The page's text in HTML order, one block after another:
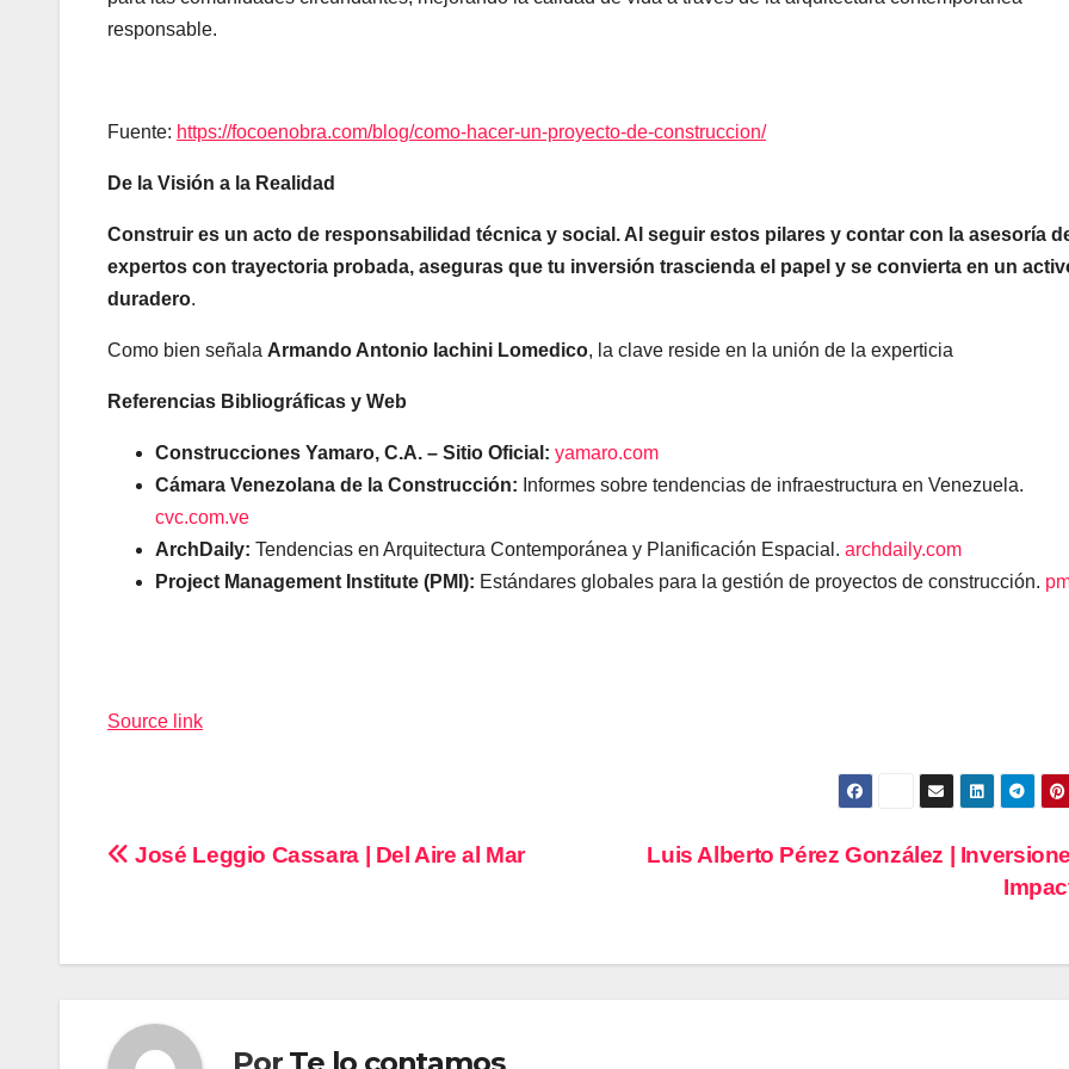
responsable.
Fuente: https://focoenobra.com/blog/como-hacer-un-proyecto-de-construccion/
De la Visión a la Realidad
Construir es un acto de responsabilidad técnica y social. Al seguir estos pilares y contar con la asesoría
expertos con trayectoria probada, aseguras que tu inversión trascienda el papel y se convierta en un
duradero.
Como bien señala Armando Antonio Iachini Lomedico, la clave reside en la unión de la experticia
Referencias Bibliográficas y Web
Construcciones Yamaro, C.A. – Sitio Oficial: yamaro.com
Cámara Venezolana de la Construcción: Informes sobre tendencias de infraestructura en Venezuela.
cvc.com.ve
ArchDaily: Tendencias en Arquitectura Contemporánea y Planificación Espacial. archdaily.com
Project Management Institute (PMI): Estándares globales para la gestión de proyectos de construcción.
de
Source link
Navegación
entradas
Luis Alberto Pérez González |
José Leggio Cassara | Del Aire al Mar
Por Te lo contamos